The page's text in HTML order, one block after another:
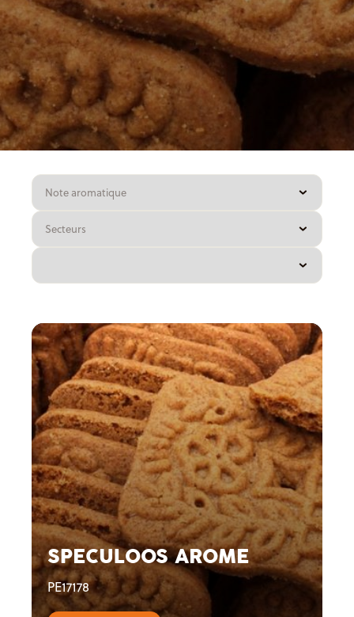
SPECULOOS AROME
PE17178